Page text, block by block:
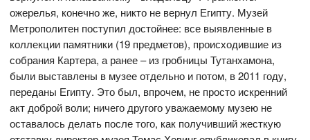
ожерелья, конечно же, никто не вернул Египту. Музей
Метрополитен поступил достойнее: все выявленные в
коллекции памятники (19 предметов), происходившие из
собрания Картера, а ранее – из гробницы Тутанхамона,
были выставлены в музее отдельно и потом, в 2011 году,
переданы Египту. Это был, впрочем, не просто искренний
акт доброй воли; ничего другого уважаемому музею не
оставалось делать после того, как получивший жесткую